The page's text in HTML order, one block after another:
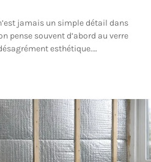
jamais un simple détail dans
pense souvent d’abord au verre
esthétique.…